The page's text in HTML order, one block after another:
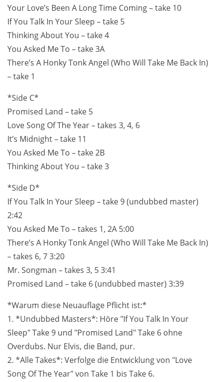
Your Love’s Been A Long Time Coming – take 10
If You Talk In Your Sleep – take 5
Thinking About You – take 4
You Asked Me To – take 3A
There’s A Honky Tonk Angel (Who Will Take Me Back In)
– take 1
*Side C*
Promised Land – take 5
Love Song Of The Year – takes 3, 4, 6
It’s Midnight – take 11
You Asked Me To – take 2B
Thinking About You – take 3
*Side D*
If You Talk In Your Sleep – take 9 (undubbed master)
2:42
You Asked Me To – takes 1, 2A 5:00
There’s A Honky Tonk Angel (Who Will Take Me Back In)
– takes 6, 7 3:20
Mr. Songman – takes 3, 5 3:41
Promised Land – take 6 (undubbed master) 3:39
*Warum diese Neuauflage Pflicht ist:*
1. *Undubbed Masters*: Höre "If You Talk In Your
Sleep" Take 9 und "Promised Land" Take 6 ohne
Overdubs. Nur Elvis, die Band, pur.
2. *Alle Takes*: Verfolge die Entwicklung von "Love
Song Of The Year" von Take 1 bis Take 6.